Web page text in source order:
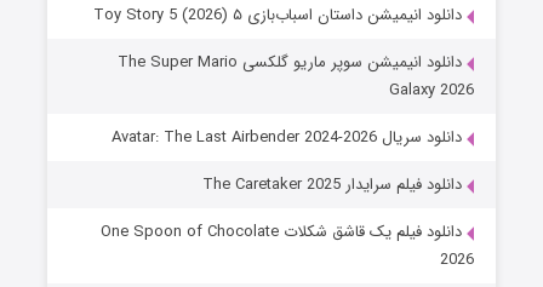
دانلود انیمیشن داستان اسباب‌بازی ۵ Toy Story 5 (2026)
دانلود انیمیشن سوپر ماریو گلکسی The Super Mario
Galaxy 2026
دانلود سریال Avatar: The Last Airbender 2024-2026
دانلود فیلم سرایدار The Caretaker 2025
دانلود فیلم یک قاشق شکلات One Spoon of Chocolate
2026